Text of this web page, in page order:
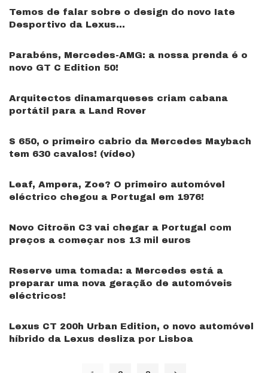
Temos de falar sobre o design do novo Iate
Desportivo da Lexus…
Parabéns, Mercedes-AMG: a nossa prenda é o
novo GT C Edition 50!
Arquitectos dinamarqueses criam cabana
portátil para a Land Rover
S 650, o primeiro cabrio da Mercedes Maybach
tem 630 cavalos! (vídeo)
Leaf, Ampera, Zoe? O primeiro automóvel
eléctrico chegou a Portugal em 1976!
Novo Citroën C3 vai chegar a Portugal com
preços a começar nos 13 mil euros
Reserve uma tomada: a Mercedes está a
preparar uma nova geração de automóveis
eléctricos!
Lexus CT 200h Urban Edition, o novo automóvel
híbrido da Lexus desliza por Lisboa